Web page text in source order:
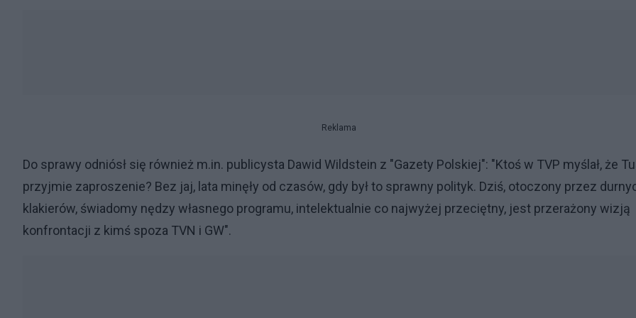
Reklama
Do sprawy odniósł się również m.in. publicysta Dawid Wildstein z "Gazety Polskiej": "Ktoś w TVP myślał, że
przyjmie zaproszenie? Bez jaj, lata minęły od czasów, gdy był to sprawny polityk. Dziś, otoczony przez
klakierów, świadomy nędzy własnego programu, intelektualnie co najwyżej przeciętny, jest przerażony wizją
konfrontacji z kimś spoza TVN i GW".